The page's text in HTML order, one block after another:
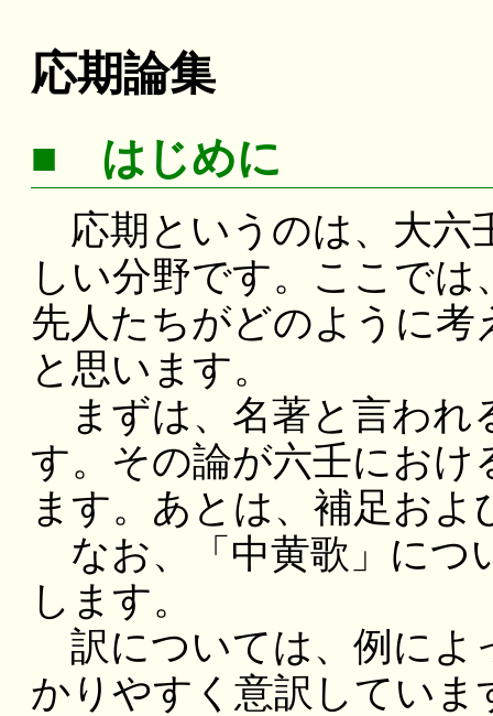
応期論集
■ はじめに
応期というのは、大六
しい分野です。ここで
先人たちがどのように
と思います。
まずは、名著と言われ
す。その論が六壬におけ
ます。あとは、補足お
なお、「中黄歌」につ
します。
訳については、例によ
かりやすく意訳していま